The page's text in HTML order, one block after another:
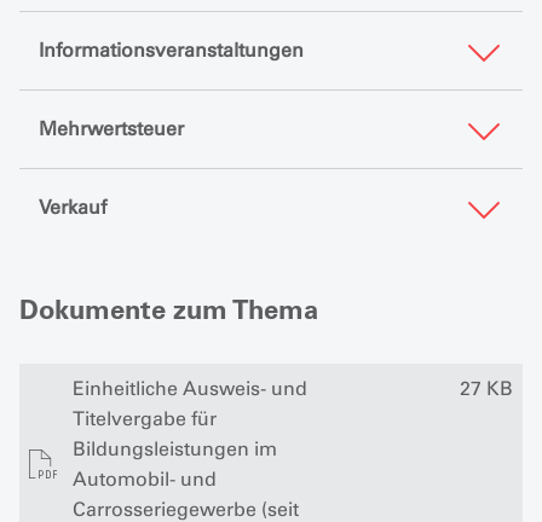
Informationsveranstaltungen
Mehrwertsteuer
Verkauf
Dokumente zum Thema
Einheitliche Ausweis- und
Titelvergabe für
Bildungsleistungen im
Automobil- und
Carrosseriegewerbe (seit
27 KB